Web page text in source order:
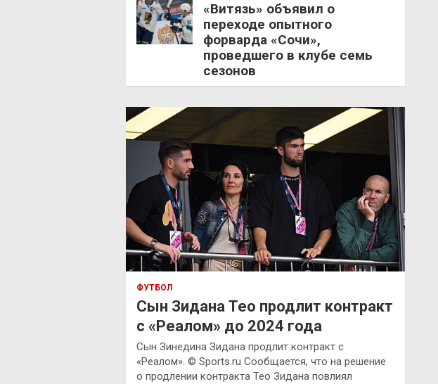
«Витязь» объявил о
переходе опытного
форварда «Сочи»,
проведшего в клубе семь
сезонов
ФУТБОЛ
Сын Зидана Тео продлит контракт
с «Реалом» до 2024 года
Сын Зинедина Зидана продлит контракт с
«Реалом». © Sports.ru Сообщается, что на решение
о продлении контракта Тео Зидана повлиял